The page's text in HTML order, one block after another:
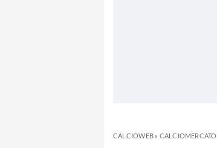
CALCIOWEB» CALCIOMERCATO